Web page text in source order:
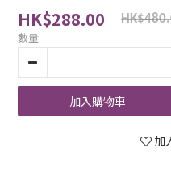
HK$288.00
數量
加入購物車
加